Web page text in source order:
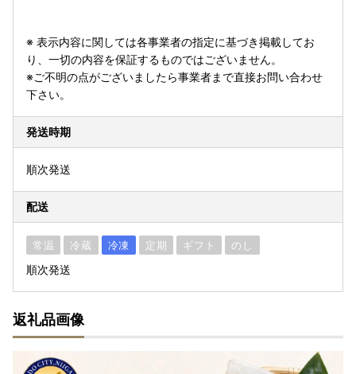
※ 表示内容に関しては各事業者の指定に基づき掲載してお
り、一切の内容を保証するものではございません。
※ご不明の点がございましたら事業者まで直接お問い合わせ
下さい。
発送時期
順次発送
配送
常温 冷蔵 冷凍 定期 ギフト のし
順次発送
返礼品画像